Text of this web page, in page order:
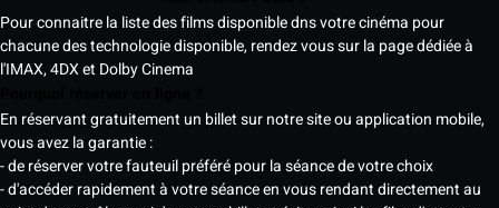
Pour connaitre la liste des films disponible dns votre cinéma pour
chacune des technologie disponible, rendez vous sur la page dédiée à
l'IMAX, 4DX et Dolby Cinema
En réservant gratuitement un billet sur notre site ou application mobile,
vous avez la garantie :
- de réserver votre fauteuil préféré pour la séance de votre choix
- d'accéder rapidement à votre séance en vous rendant directement au